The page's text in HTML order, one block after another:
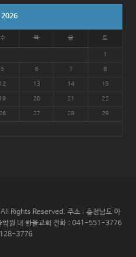
2026
수 목 금 토
1
5 6 7 8
12 13 14 15
19 20 21 22
27 28 29
Rights Reserved. 주소 : 충청남도 아
원 내 한올교회 전화 : 041-551-3776
3776